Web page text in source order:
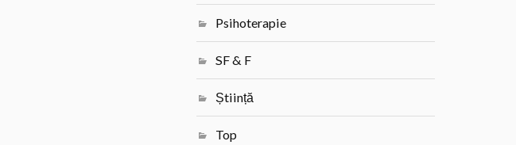
Psihoterapie
SF & F
Știință
Top